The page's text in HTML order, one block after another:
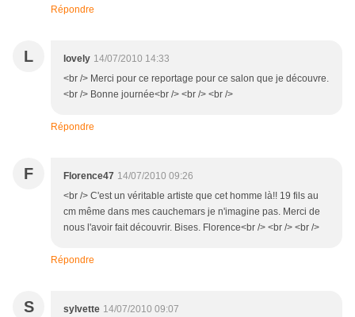
Répondre
L lovely 14/07/2010 14:33
<br /> Merci pour ce reportage pour ce salon que je découvre.
<br /> Bonne journée<br /> <br /> <br />
Répondre
F Florence47 14/07/2010 09:26
<br /> C'est un véritable artiste que cet homme là!! 19 fils au
cm même dans mes cauchemars je n'imagine pas. Merci de
nous l'avoir fait découvrir. Bises. Florence<br /> <br /> <br />
Répondre
S sylvette 14/07/2010 09:07